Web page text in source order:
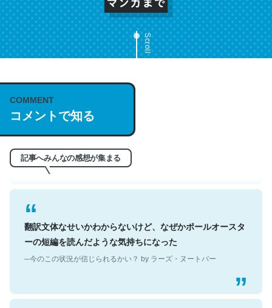
Scroll
COMMENT
コメントで知る
記事へみんなの感想が集まる
これは名文。彼はとてもクレバーなんだろうなと凄く思
う。英語少しでも読める人は原文もお勧め。自分はこの流
翻訳文体なせいかわからないけど、なぜかポールオースタ
ーの短編を読んだような気持ちになった